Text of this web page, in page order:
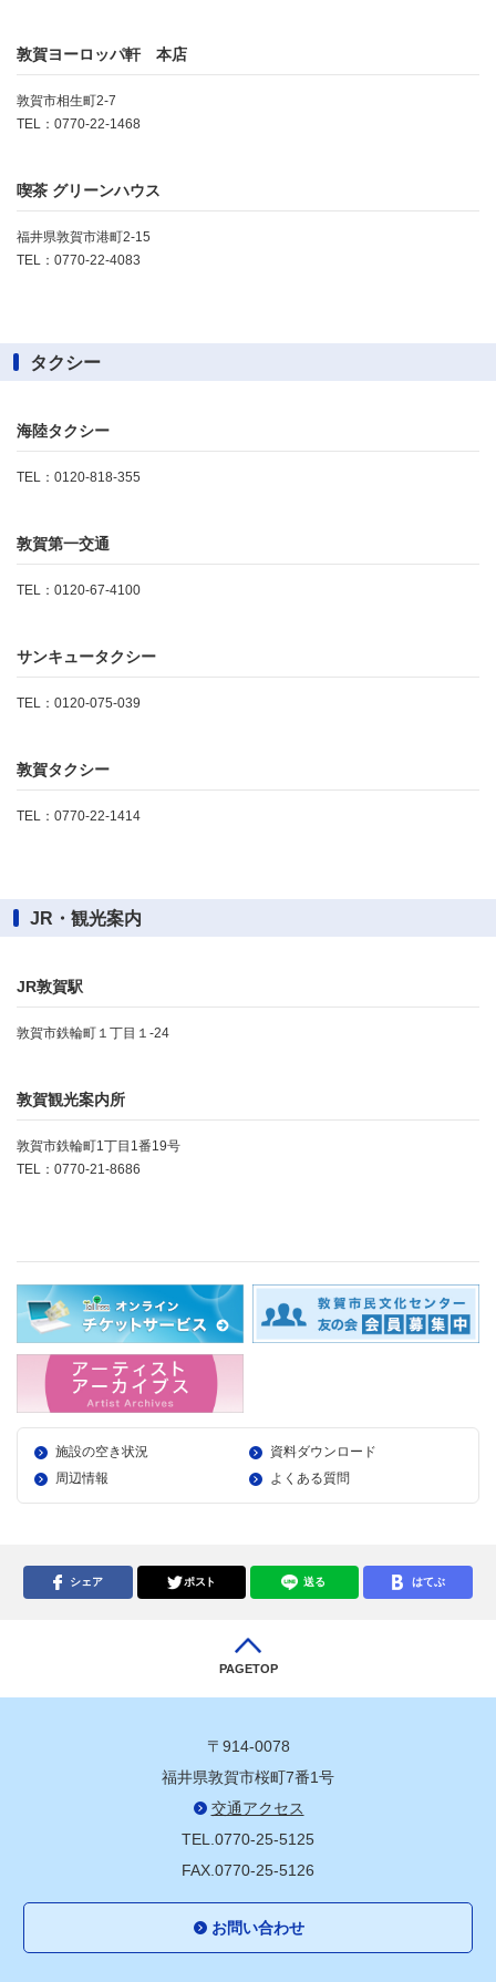
敦賀ヨーロッパ軒 本店
敦賀市相生町2-7
TEL：0770-22-1468
喫茶 グリーンハウス
福井県敦賀市港町2-15
TEL：0770-22-4083
タクシー
海陸タクシー
TEL：0120-818-355
敦賀第一交通
TEL：0120-67-4100
サンキュータクシー
TEL：0120-075-039
敦賀タクシー
TEL：0770-22-1414
JR・観光案内
JR敦賀駅
敦賀市鉄輪町１丁目１-24
敦賀観光案内所
敦賀市鉄輪町1丁目1番19号
TEL：0770-21-8686
施設の空き状況
資料ダウンロード
周辺情報
よくある質問
シェア ポスト 送る はてぶ
PAGETOP
〒914-0078
福井県敦賀市桜町7番1号
交通アクセス
TEL.0770-25-5125
FAX.0770-25-5126
お問い合わせ